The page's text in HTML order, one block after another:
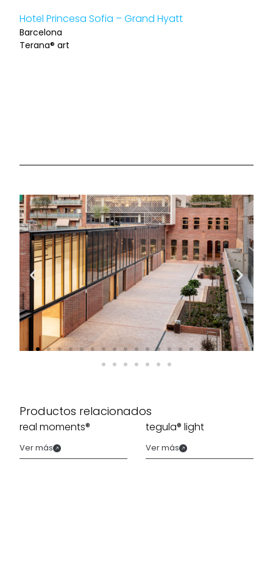
Hotel Princesa Sofia – Grand Hyatt
Barcelona
Terana® art
Productos relacionados
real moments®
Ver más
tegula® light
Ver más